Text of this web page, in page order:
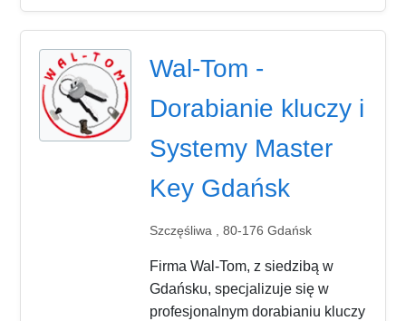
Wal-Tom -
Dorabianie kluczy i
Systemy Master
Key Gdańsk
Szczęśliwa , 80-176 Gdańsk
Firma Wal-Tom, z siedzibą w
Gdańsku, specjalizuje się w
profesjonalnym dorabianiu kluczy